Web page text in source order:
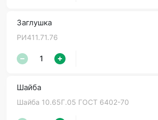
Заглушка
РИ411.71.76
Шайба
Шайба 10.65Г.05 ГОСТ 6402-70